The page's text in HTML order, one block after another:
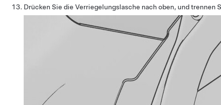
Drücken Sie die Verriegelungslasche nach oben, und trennen